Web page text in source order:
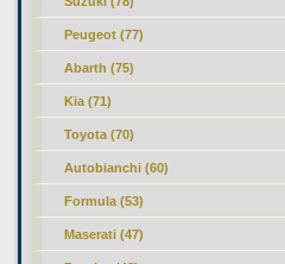
Peugeot (77)
Abarth (75)
Kia (71)
Toyota (70)
Autobianchi (60)
Formula (53)
Maserati (47)